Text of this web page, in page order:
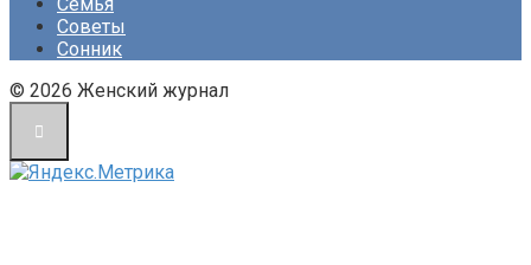
Советы
Сонник
© 2026 Женский журнал